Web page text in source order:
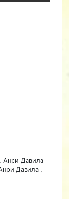
Анри Давила
Давила ,